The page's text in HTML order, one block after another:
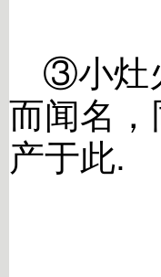
③小灶
而闻名
产于此.